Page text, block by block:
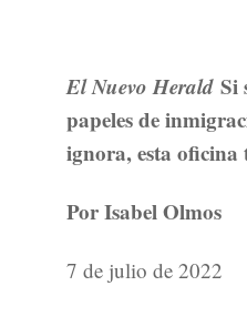
El Nuevo Herald Si
papeles de
ignora, esta oficina
Por Isabel Olmos
7 de julio de 2022